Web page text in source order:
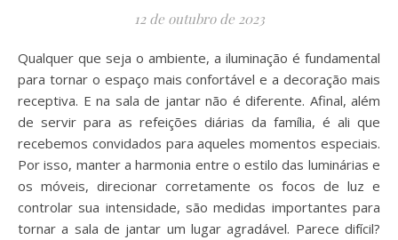
12 de outubro de 2023
Qualquer que seja o ambiente, a iluminação é fundamental
para tornar o espaço mais confortável e a decoração mais
receptiva. E na sala de jantar não é diferente. Afinal, além
de servir para as refeições diárias da família, é ali que
recebemos convidados para aqueles momentos especiais.
Por isso, manter a harmonia entre o estilo das luminárias e
os móveis, direcionar corretamente os focos de luz e
controlar sua intensidade, são medidas importantes para
tornar a sala de jantar um lugar agradável. Parece difícil?